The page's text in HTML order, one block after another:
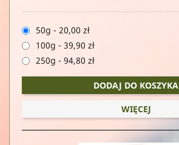
50g - 20,00 zł
100g - 39,90 zł
250g - 94,80 zł
DODAJ DO KOSZYKA
WIĘCEJ